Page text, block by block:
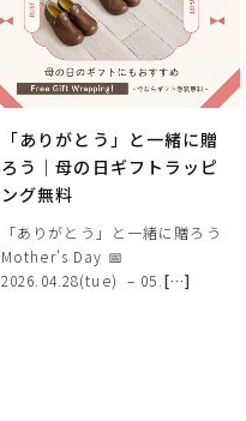
「ありがとう」と一緒に贈
ろう｜母の日ギフトラッピ
ング無料
「ありがとう」と一緒に贈ろう
Mother's Day 📅
2026.04.28(tue) – 05. […]